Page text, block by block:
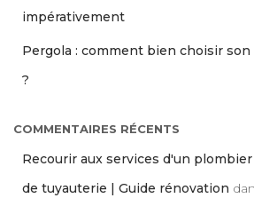
impérativement
Pergola : comment bien choisir
?
COMMENTAIRES RÉCENTS
Recourir aux services d'un
de tuyauterie | Guide rénovation